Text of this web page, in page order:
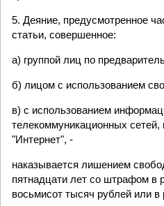
5. Деяние, предусмотренное
статьи, совершенное:
а) группой лиц по
б) лицом с использованием
в) с использованием
телекоммуникационных сетей,
"Интернет", -
наказывается лишением
пятнадцати лет со штрафом в
восьмисот тысяч рублей или